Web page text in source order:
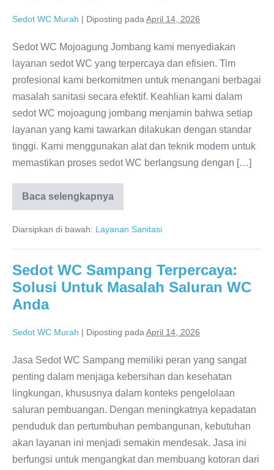
Sedot WC Murah | Diposting pada April 14, 2026
Sedot WC Mojoagung Jombang kami menyediakan
layanan sedot WC yang terpercaya dan efisien. Tim
profesional kami berkomitmen untuk menangani berbagai
masalah sanitasi secara efektif. Keahlian kami dalam
sedot WC mojoagung jombang menjamin bahwa setiap
layanan yang kami tawarkan dilakukan dengan standar
tinggi. Kami menggunakan alat dan teknik modern untuk
memastikan proses sedot WC berlangsung dengan […]
Baca selengkapnya
Layanan
Sedot
Terpercaya
Mojoagung,
Diarsipkan di bawah: Layanan Sanitasi
Sedot WC Sampang Terpercaya:
Solusi Untuk Masalah Saluran WC
Anda
Sedot WC Murah | Diposting pada April 14, 2026
Jasa Sedot WC Sampang memiliki peran yang sangat
penting dalam menjaga kebersihan dan kesehatan
lingkungan, khususnya dalam konteks pengelolaan
saluran pembuangan. Dengan meningkatnya kepadatan
penduduk dan pertumbuhan pembangunan, kebutuhan
akan layanan ini menjadi semakin mendesak. Jasa ini
berfungsi untuk mengangkat dan membuang kotoran dari